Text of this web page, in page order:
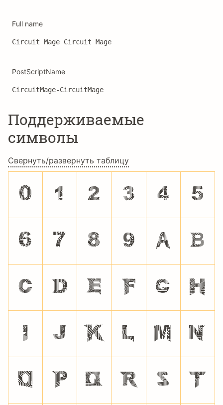
Full name
Circuit Mage Circuit Mage
PostScriptName
CircuitMage-CircuitMage
Поддерживаемые
символы
Свернуть/развернуть таблицу
0 1 2 3 4 5
6 7 8 9 A B
C D E F G H
I J K L M N
O P Q R S T